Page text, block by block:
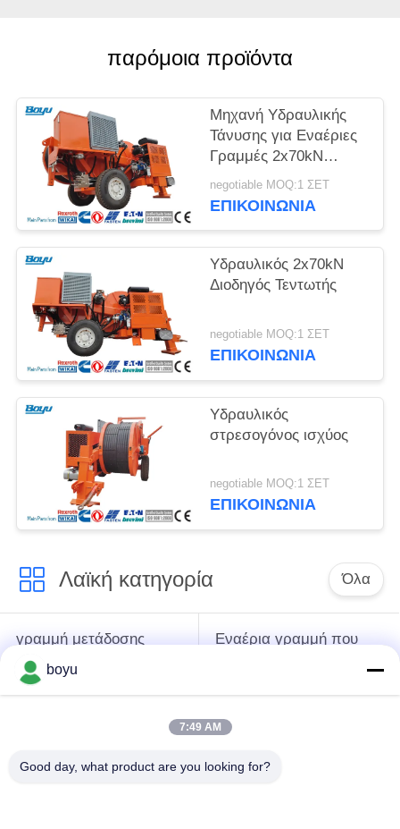
PRIVACY
POLICY
παρόμοια προϊόντα
Μηχανή Υδραυλικής
Τάνυσης για Εναέριες
Γραμμές 2x70kN
Μέγιστης
Διακοπτόμενης Τάσης
negotiable MOQ:1 ΣΕΤ
ΕΠΙΚΟΙΝΩΝΊΑ
Υδραυλικός 2x70kN
Διοδηγός Τεντωτής
negotiable MOQ:1 ΣΕΤ
ΕΠΙΚΟΙΝΩΝΊΑ
Υδραυλικός
στρεσογόνος ισχύος
negotiable MOQ:1 ΣΕΤ
ΕΠΙΚΟΙΝΩΝΊΑ
Λαϊκή κατηγορία Όλα
γραμμή μετάδοσης
που δένει με σπάγγο
τον εξοπλισμό
Εναέρια γραμμή που
εξοπλισμό
συστροφής
boyu
7:49 AM
Good day, what product are you looking for?